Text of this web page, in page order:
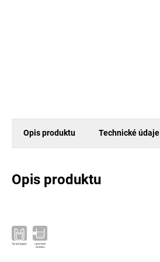
Opis produktu Technické údaje
Opis produktu